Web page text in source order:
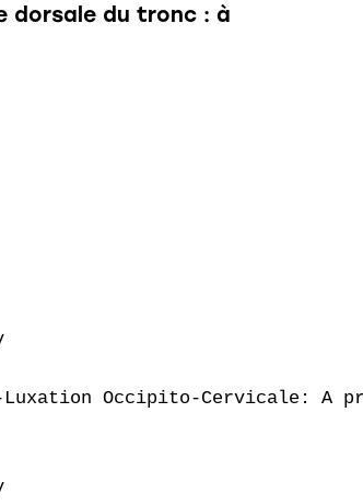
dorsale du tronc : à
Occipito-Cervicale: A